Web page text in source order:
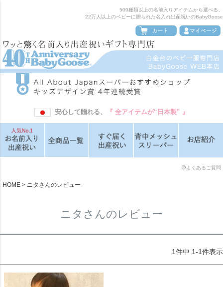
500種類以上の名前入りアイテムから選べる、
22万人以上のベビーに贈られた名入れ出産祝いのBabyGoose
安心して贈れる、 『 全アイテムが“日本製” 』
よくあるご質問
HOME ニタさんのレビュー
ニタさんのレビュー
1件中 1-1件表示